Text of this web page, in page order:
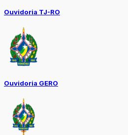
Ouvidoria TJ-RO
Ouvidoria GERO